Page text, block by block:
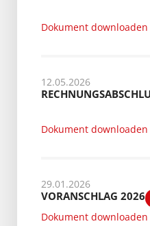
Dokument downloaden
12.05.2026
Dokument downloaden
29.01.2026
VORANSCHLAG 2026
Dokument downloaden